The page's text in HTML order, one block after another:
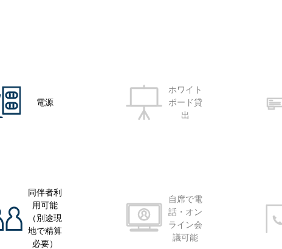
電源
ホワイト
ボード貸
出
同伴者利
用可能
（別途現
地で精算
必要）
自席で電
話・オン
ライン会
議可能